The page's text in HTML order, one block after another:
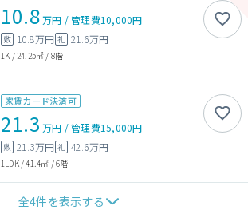
10.8万円 /管理費10,000円
敷 10.8万円 礼 21.6万円
1K / 24.25㎡ / 8階
家賃カード決済可
21.3 万円 /管理費15,000円
敷 21.3万円 礼 42.6万円
1LDK/41.4㎡ /6階
全4件を表示する